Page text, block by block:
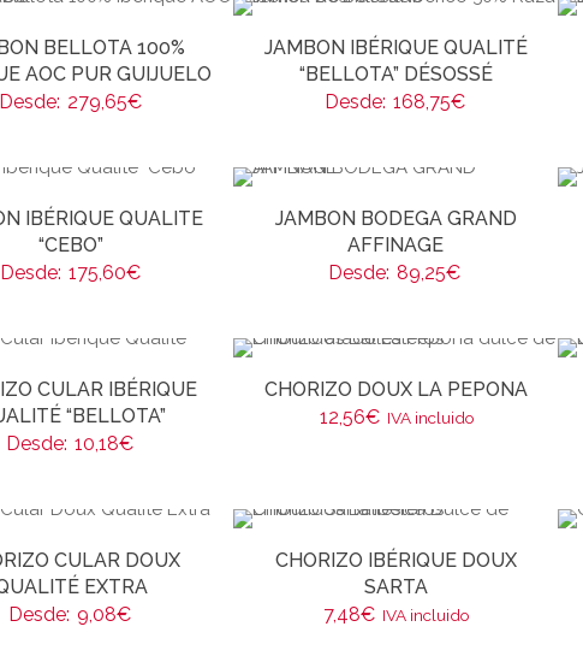
BELLOTA 100%
AOC PUR GUIJUELO
Desde: 279,65€
JAMBON IBÉRIQUE QUALITÉ
“BELLOTA” DÉSOSSÉ
Desde: 168,75€
IBÉRIQUE QUALITE
“CEBO”
Desde: 175,60€
JAMBON BODEGA GRAND
AFFINAGE
Desde: 89,25€
CULAR IBÉRIQUE
“BELLOTA”
Desde: 10,18€
CHORIZO DOUX LA PEPONA
12,56€ IVA incluido
CULAR DOUX
EXTRA
Desde: 9,08€
CHORIZO IBÉRIQUE DOUX
SARTA
7,48€ IVA incluido